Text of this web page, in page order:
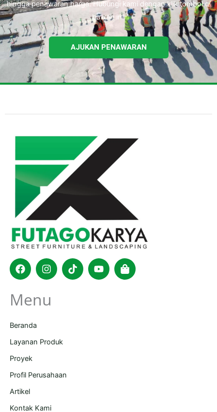
hingga penawaran harga. Hubungi kami dengan klik tombol di
bawah ini.
AJUKAN PENAWARAN
FacebookInstagram
TiktokYoutubeShopping-
bag
Menu
Beranda
Layanan Produk
Proyek
Profil Perusahaan
Artikel
Kontak Kami